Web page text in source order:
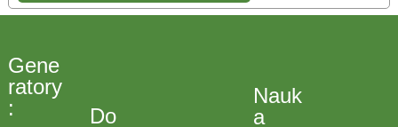
Gene
ratory
:
Do
Nauk
a